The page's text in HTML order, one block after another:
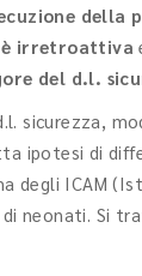
della
è irretroattiva
del d.l.
sicurezza,
ipotesi di
degli ICAM
neonati. Si